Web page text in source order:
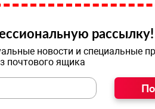
рассылку!
новости и специальные
почтового ящика